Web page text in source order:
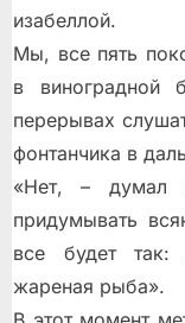
изабеллой.
Мы, все пять
в
перерывах
фонтанчика в
«Нет, – думал
придумывать
все будет так:
жареная рыба».